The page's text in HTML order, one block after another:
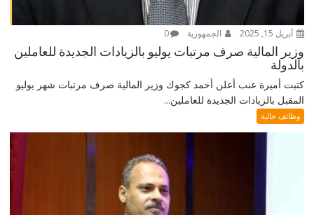
أبريل 15, 2025 الجمهورية 0
وزير المالية صرف مرتبات يوليو بالزيادات الجديدة للعاملين
بالدولة
كتبت أميرة عنب أعلن أحمد كجوك وزير المالية صرف مرتبات شهر يوليو
المقبل بالزيادات الجديدة للعاملين...
وظائف خالية